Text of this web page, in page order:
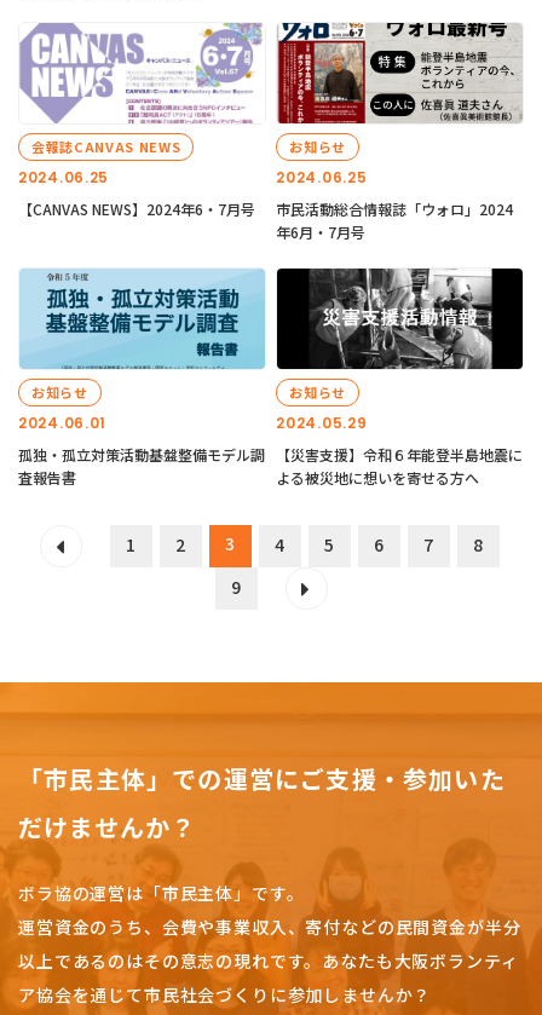
2024.06.25
会報誌CANVAS NEWS
【CANVAS NEWS】2024年6・7月号
2024.06.25
お知らせ
市民活動総合情報誌「ウォロ」2024
年6月・7月号
2024.06.01
お知らせ
孤独・孤立対策活動基盤整備モデル調
査報告書
2024.05.29
お知らせ
【災害支援】令和６年能登半島地震に
よる被災地に想いを寄せる方へ
1 2 3 4 5 6 7
8
9
「市民主体」での運営にご支援・参加いた
だけませんか？
ボラ協の運営は「市民主体」です。
運営資金のうち、会費や事業収入、寄付などの民間資金が半分
以上であるのはその意志の現れです。 あなたも大阪ボランティ
ア協会を通じて市民社会づくりに参加しませんか？